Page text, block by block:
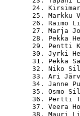
24.
25. Markku
26. Raimo
27. Marja
28. Pekka
29. Pentti
30. Jyrki
31. Pekka
32. Niko
33. Ari
34. Janne
35. Osmo
36. Pertti
37. Veera